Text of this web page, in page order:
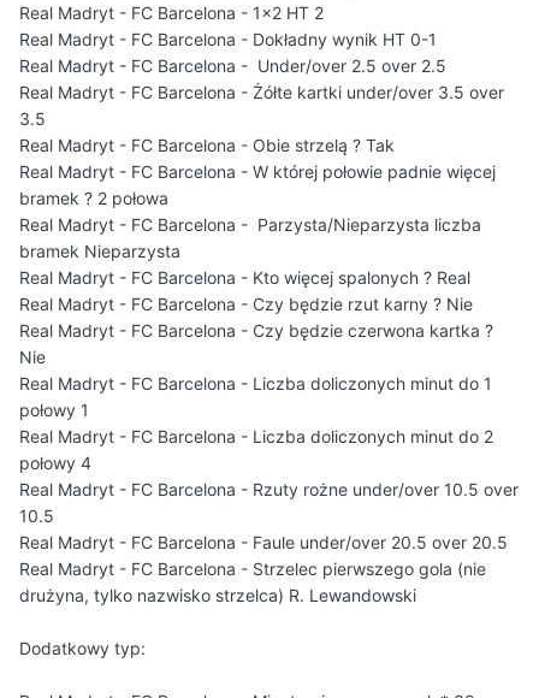
Real Madryt - FC Barcelona - 1x2 HT 2
Real Madryt - FC Barcelona - Dokładny wynik HT 0-1
Real Madryt - FC Barcelona - Under/over 2.5 over 2.5
Real Madryt - FC Barcelona - Żółte kartki under/over 3.5 over
3.5
Real Madryt - FC Barcelona - Obie strzelą ? Tak
Real Madryt - FC Barcelona - W której połowie padnie więcej
bramek ? 2 połowa
Real Madryt - FC Barcelona - Parzysta/Nieparzysta liczba
bramek Nieparzysta
Real Madryt - FC Barcelona - Kto więcej spalonych ? Real
Real Madryt - FC Barcelona - Czy będzie rzut karny ? Nie
Real Madryt - FC Barcelona - Czy będzie czerwona kartka ?
Nie
Real Madryt - FC Barcelona - Liczba doliczonych minut do 1
połowy 1
Real Madryt - FC Barcelona - Liczba doliczonych minut do 2
połowy 4
Real Madryt - FC Barcelona - Rzuty rożne under/over 10.5 over
10.5
Real Madryt - FC Barcelona - Faule under/over 20.5 over 20.5
Real Madryt - FC Barcelona - Strzelec pierwszego gola (nie
drużyna, tylko nazwisko strzelca) R. Lewandowski
Dodatkowy typ: